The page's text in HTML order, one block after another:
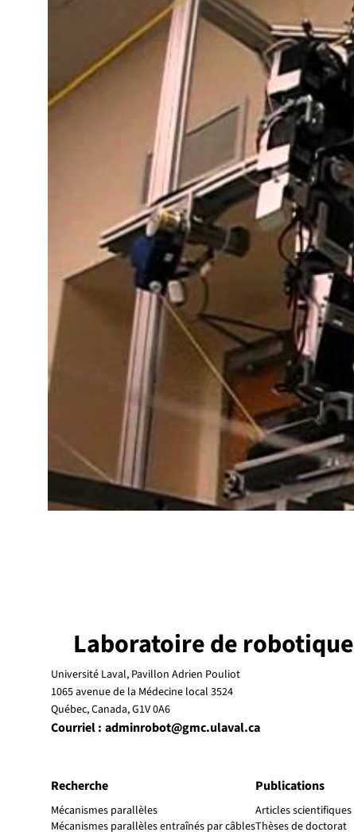
Recherche
Mécanismes parallèles
Mécanismes parallèles entraînés par câbles
Publications
Articles scientifiques
Thèses de doctorat
Laboratoire de robotique
Courriel : adminrobot@gmc.ulaval.ca
Université Laval, Pavillon Adrien Pouliot
1065 avenue de la Médecine local 3524
Québec, Canada, G1V 0A6